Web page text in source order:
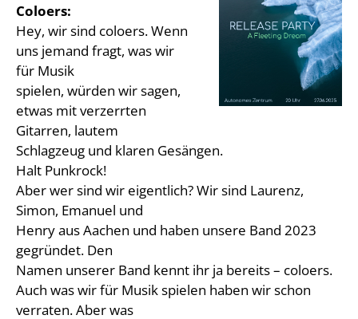
Coloers:
Hey, wir sind coloers. Wenn
uns jemand fragt, was wir
für Musik
spielen, würden wir sagen,
etwas mit verzerrten
Gitarren, lautem
Schlagzeug und klaren Gesängen.
Halt Punkrock!
Aber wer sind wir eigentlich? Wir sind Laurenz,
Simon, Emanuel und
Henry aus Aachen und haben unsere Band 2023
gegründet. Den
Namen unserer Band kennt ihr ja bereits – coloers.
Auch was wir für Musik spielen haben wir schon
verraten. Aber was